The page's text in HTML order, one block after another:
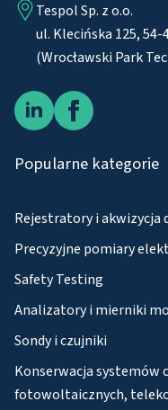
Tespol Sp. z o.o.
ul. Klecińska 125, 54-
(Wrocławski Park
Popularne kategorie
Rejestratory i akwizycja
Precyzyjne pomiary
Safety Testing
Analizatory i mierniki
Sondy i czujniki
Konserwacja systemów
fotowoltaicznych,